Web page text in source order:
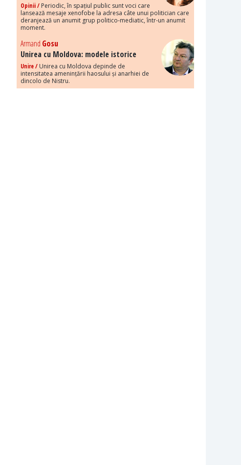
Opinii / Periodic, în spațiul public sunt voci care
lansează mesaje xenofobe la adresa câte unui politician care
deranjează un anumit grup politico-mediatic, într-un anumit
moment.
Armand Gosu
Unirea cu Moldova: modele istorice
Unire / Unirea cu Moldova depinde de
intensitatea amenințării haosului și anarhiei de
dincolo de Nistru.